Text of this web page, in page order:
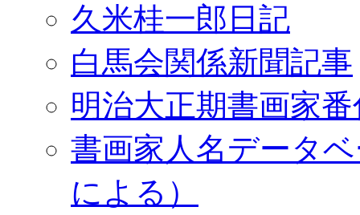
久米桂一郎日記
白馬会関係新聞記事
明治大正期書画家
書画家人名データ
による）